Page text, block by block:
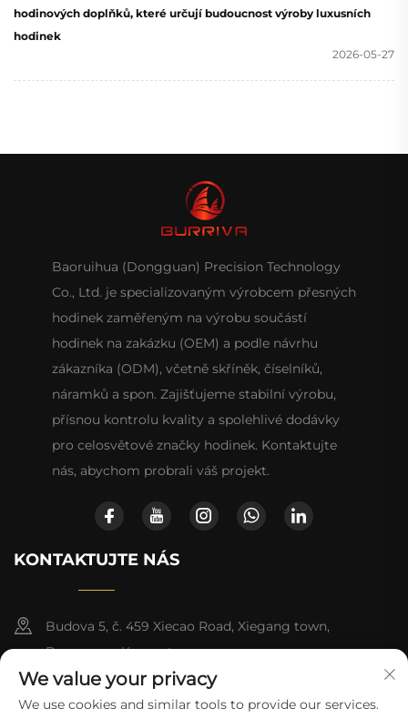
hodinových doplňků, které určují budoucnost výroby luxusních
hodinek
2026-05-27
Baoruihua (Dongguan) Precision Technology
Co., Ltd. je specializovaným výrobcem přesných
hodinek zaměřeným na výrobu součástí
hodinek na zakázku (OEM) a podle návrhu
zákazníka (ODM), včetně skříněk, číselníků,
náramků a spon. Zajišťujeme stabilní výrobu,
přísnou kontrolu kvality a spolehlivé dodávky
pro celosvětové značky hodinek. Kontaktujte
nás, abychom probrali váš projekt.
KONTAKTUJTE NÁS
Budova 5, č. 459 Xiecao Road, Xiegang town,
Dongguan, Kuang-tung
+852-8402 6198
We value your privacy
We use cookies and similar tools to provide our services.